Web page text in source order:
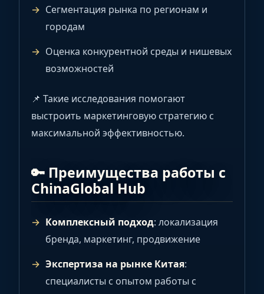
Сегментация рынка по регионам и
городам
Оценка конкурентной среды и нишевых
возможностей
📌 Такие исследования помогают
выстроить маркетинговую стратегию с
максимальной эффективностью.
🔑 Преимущества работы с
ChinaGlobal Hub
Комплексный подход: локализация
бренда, маркетинг, продвижение
Экспертиза на рынке Китая:
специалисты с опытом работы с